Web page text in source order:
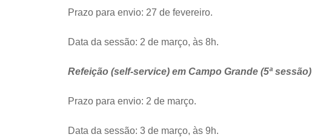
Prazo para envio: 27 de fevereiro.
Data da sessão: 2 de março, às 8h.
Refeição (self-service) em Campo Grande (5ª sessão)
Prazo para envio: 2 de março.
Data da sessão: 3 de março, às 9h.